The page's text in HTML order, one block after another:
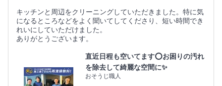
キッチンと周辺をクリーニングしていただきました。特に気
になるところなどをよく聞いてしてくださり、短い時間でき
れいにしていただけました。
ありがとうございます。
直近日程も空いてます⭕️お困りの汚れ
を除去して綺麗な空間に✨
おそうじ職人